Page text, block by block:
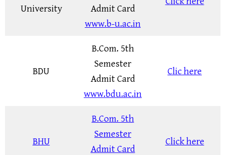
University
Admit Card
www.b-u.ac.in
BDU
B.Com. 5th
Semester
Admit Card
www.bdu.ac.in
Clic here
BHU
B.Com. 5th
Semester
Admit Card
Click here